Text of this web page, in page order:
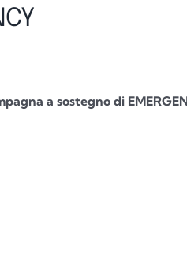
a sostegno di